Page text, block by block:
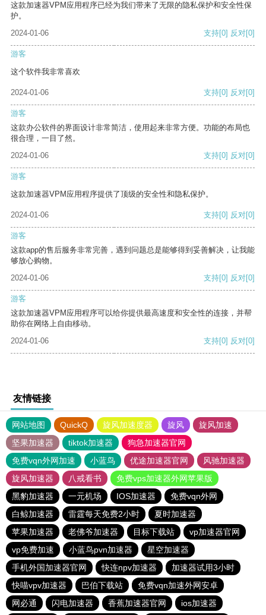
这款加速器VPM应用程序已经为我们带来了无限的隐私保护和安全性保
护。
2024-01-06
支持[0] 反对[0]
游客
这个软件我非常喜欢
2024-01-06 支持[0] 反对[0]
游客
这款办公软件的界面设计非常简洁，使用起来非常方便。功能的布局也
很合理，一目了然。
2024-01-06
支持[0] 反对[0]
游客
这款加速器VPM应用程序提供了顶级的安全性和隐私保护。
2024-01-06 支持[0] 反对[0]
游客
这款app的售后服务非常完善，遇到问题总是能够得到妥善解决，让我能
够放心购物。
2024-01-06
支持[0] 反对[0]
游客
这款加速器VPM应用程序可以给你提供最高速度和安全性的连接，并帮
助你在网络上自由移动。
2024-01-06
支持[0] 反对[0]
友情链接
网站地图 QuickQ 旋风加速度器 旋风
旋风加速
坚果加速器
tiktok加速器
狗急加速器官网
免费vqn外网加速
小蓝鸟 优途加速器官网
风驰加速器
旋风加速器
八戒看书
免费vps加速器外网苹果版
黑豹加速器
一元机场 IOS加速器
免费vqn外网
白鲸加速器
雷霆每天免费2小时
夏时加速器
苹果加速器
老佛爷加速器 目标下载站
vp加速器官网
vp免费加速
小蓝鸟pvn加速器
星空加速器
手机外国加速器官网
快连npv加速器
加速器试用3小时
快喵vpv加速器
巴伯下载站
免费vqn加速外网安卓
网必通
闪电加速器 香蕉加速器官网 ios加速器